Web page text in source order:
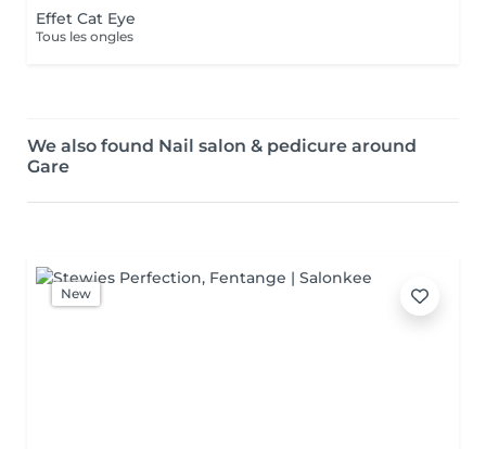
Effet Cat Eye
Tous les ongles
We also found Nail salon & pedicure around
Gare
New